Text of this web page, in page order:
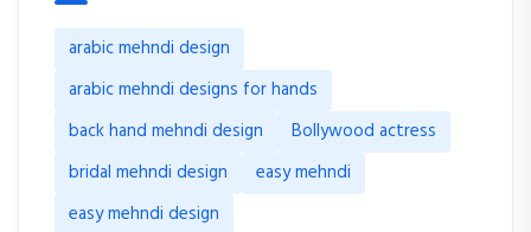
arabic mehndi design
arabic mehndi designs for hands
back hand mehndi design
Bollywood actress
bridal mehndi design
easy mehndi
easy mehndi design